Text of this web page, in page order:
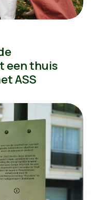
een thuis
ASS